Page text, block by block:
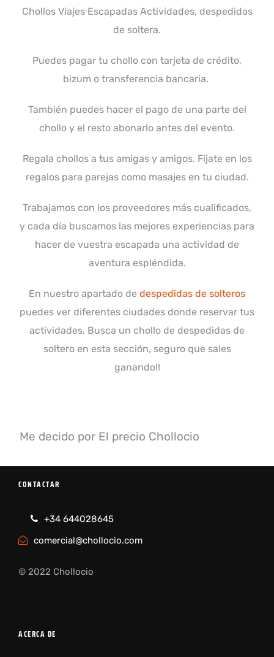
Chollos Viajes Escapadas Actividades, despedidas
de soltera.
Puedes pagar tu chollo con tarjeta de crédito,
bizum o transferencia bancaria.
También puedes hacer el pago de una parte del
chollo y el resto abonarlo antes del evento.
Regala chollos a tus amigas y amigos. Fíjate en los
regalos para parejas como masajes en tu ciudad.
Trabajamos con los proveedores más cualificados,
y cada día buscamos las mejores experiencias para
hacer de vuestra escapada una actividad de
aventura espléndida.
En nuestro apartado de despedidas de solteros
puedes ver diferentes ciudades donde reservar tus
actividades. Busca un chollo de despedidas de
soltero en esta sección, seguro que sales
ganando!!
Me decido por El precio Chollocio
CONTACTAR
+34 644028645
comercial@chollocio.com
© 2022 Chollocio
ACERCA DE